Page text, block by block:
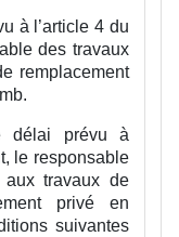
à l’article 4 du
des travaux
remplacement
délai prévu à
le responsable
travaux de
privé en
suivantes